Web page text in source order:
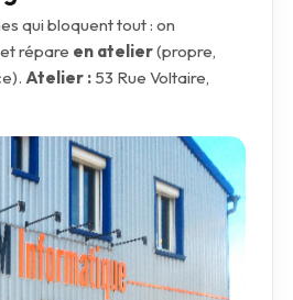
qui bloquent tout : on
répare en atelier(propre,
Atelier :53 Rue Voltaire,